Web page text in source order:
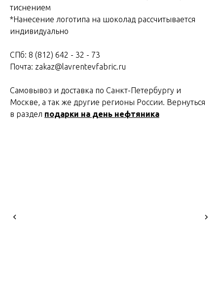
тиснением
*Нанесение логотипа на шоколад рассчитывается
индивидуально
СПб: 8 (812) 642 - 32 - 73
Почта: zakaz@lavrentevfabric.ru
Самовывоз и доставка по Санкт-Петербургу и
Москве, а так же другие регионы России. Вернуться
в раздел подарки на день нефтяника